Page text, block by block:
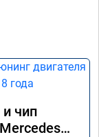
чип